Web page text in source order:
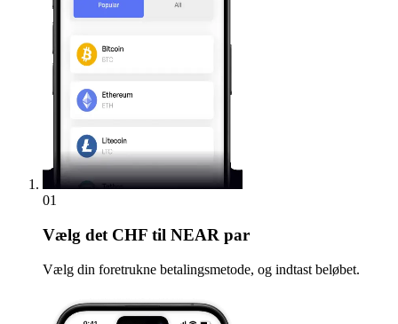
01
Vælg det CHF til NEAR par
Vælg din foretrukne betalingsmetode, og indtast beløbet.